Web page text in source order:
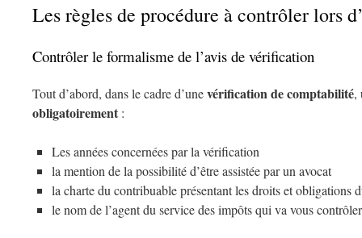
Les règles de procédure à contrôler lors
Contrôler le formalisme de l’avis de vérification
Tout d’abord, dans le cadre d’unevérification de comptabilité,
obligatoirement :
Les années concernées par la vérification
la mention de la possibilité d’être assistée par un avocat
la charte du contribuable présentant les droits et obligations
le nom de l’agent du service des impôts qui va vous